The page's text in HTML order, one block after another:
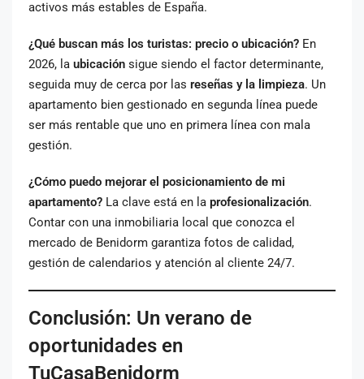
activos más estables de España.
¿Qué buscan más los turistas: precio o ubicación? En
2026, la ubicación sigue siendo el factor determinante,
seguida muy de cerca por las reseñas y la limpieza. Un
apartamento bien gestionado en segunda línea puede
ser más rentable que uno en primera línea con mala
gestión.
¿Cómo puedo mejorar el posicionamiento de mi
apartamento? La clave está en la profesionalización.
Contar con una inmobiliaria local que conozca el
mercado de Benidorm garantiza fotos de calidad,
gestión de calendarios y atención al cliente 24/7.
Conclusión: Un verano de
oportunidades en
TuCasaBenidorm